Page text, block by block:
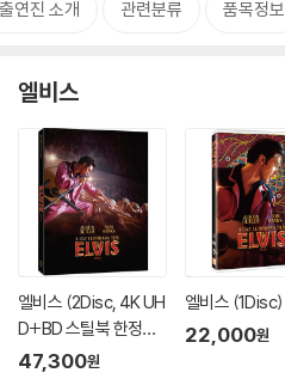
연진 소개 관련분류 품목정보
엘비스
엘비스 (2Disc, 4K UH
D+BD 스틸북 한정수
량) : 블루레이
47,300원
엘비스 (1Disc)
22,000원